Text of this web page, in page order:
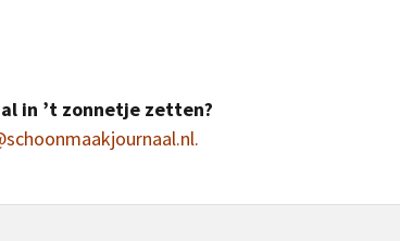
in ’t zonnetje zetten?
.